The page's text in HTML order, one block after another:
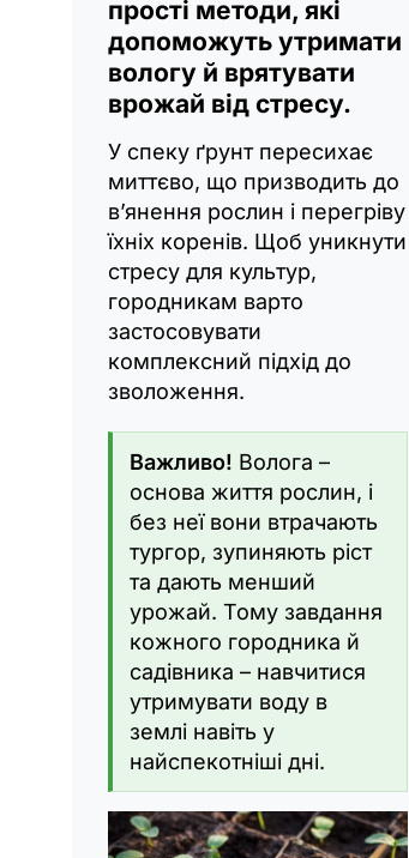
прості методи, які
допоможуть утримати
вологу й врятувати
врожай від стресу.
У спеку ґрунт пересихає
миттєво, що призводить до
в’янення рослин і перегріву
їхніх коренів. Щоб уникнути
стресу для культур,
городникам варто
застосовувати
комплексний підхід до
зволоження.
Важливо! Волога –
основа життя рослин, і
без неї вони втрачають
тургор, зупиняють ріст
та дають менший
урожай. Тому завдання
кожного городника й
садівника – навчитися
утримувати воду в
землі навіть у
найспекотніші дні.